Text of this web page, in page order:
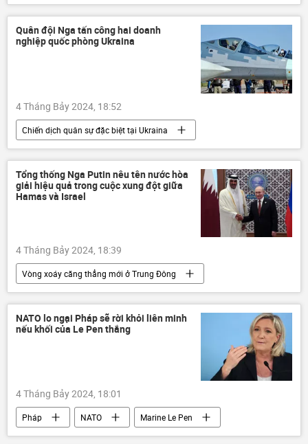
Cuộc khủng hoảng ở Ukraina
Ukraina
Video từ Ukraina
Nga
xe tăng
hộ chiếu
T-64
Quân đội Nga tấn công hai doanh
nghiệp quốc phòng Ukraina
4 Tháng Bảy 2024, 18:52
Chiến dịch quân sự đặc biệt tại Ukraina
Nga
Bộ Quốc phòng Nga
Quân đội Nga
Ukraina
Cuộc khủng hoảng ở Ukraina
Thế giới
thông tin
Tổng thống Nga Putin nêu tên nước hòa
giải hiệu quả trong cuộc xung đột giữa
Hamas và Israel
4 Tháng Bảy 2024, 18:39
Vòng xoáy căng thẳng mới ở Trung Đông
Nga
Vladimir Putin
Qatar
Tổ chức hợp tác Thượng Hải (SCO)
Kazakhstan
Astana
xung đột quân sự
NATO lo ngại Pháp sẽ rời khỏi liên minh
nếu khối của Le Pen thắng
4 Tháng Bảy 2024, 18:01
Pháp NATO
Marine Le Pen
bầu cử
cuộc bầu cử quốc hội